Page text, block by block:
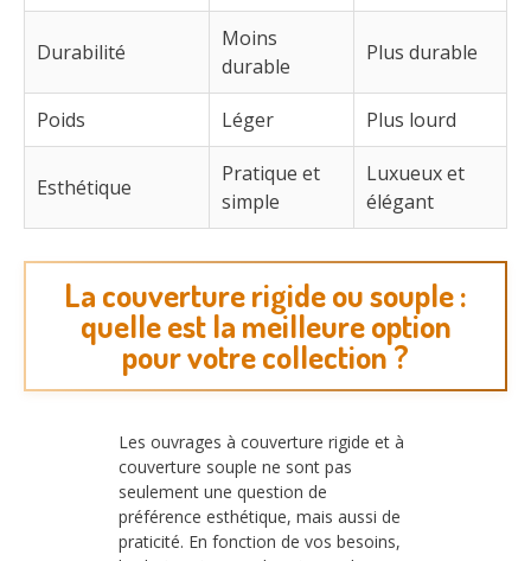
Durabilité
Moins
durable
Plus durable
Poids Léger Plus lourd
Esthétique
Pratique et
simple
Luxueux et
élégant
La couverture rigide ou souple :
quelle est la meilleure option
pour votre collection ?
Les ouvrages à couverture rigide et à
couverture souple ne sont pas
seulement une question de
préférence esthétique, mais aussi de
praticité. En fonction de vos besoins,